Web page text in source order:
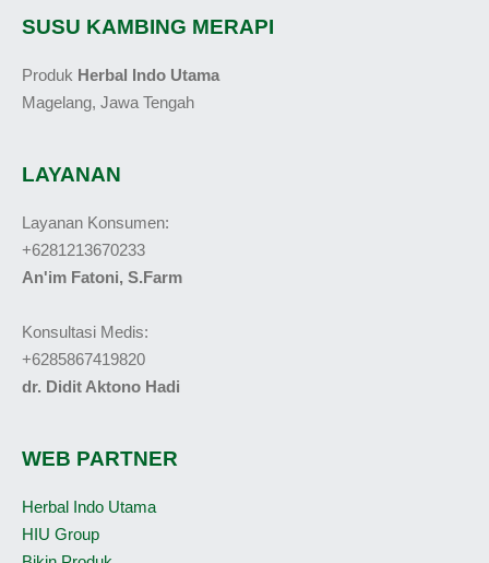
SUSU KAMBING MERAPI
Produk Herbal Indo Utama
Magelang, Jawa Tengah
LAYANAN
Layanan Konsumen:
+6281213670233
An'im Fatoni, S.Farm
Konsultasi Medis:
+6285867419820
dr. Didit Aktono Hadi
WEB PARTNER
Herbal Indo Utama
HIU Group